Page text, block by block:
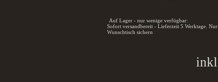
Auf Lager - nur wenige verfügbar:
Sofort versandbereit - Lieferzeit 5 Werktage.
Wunschtisch sichern